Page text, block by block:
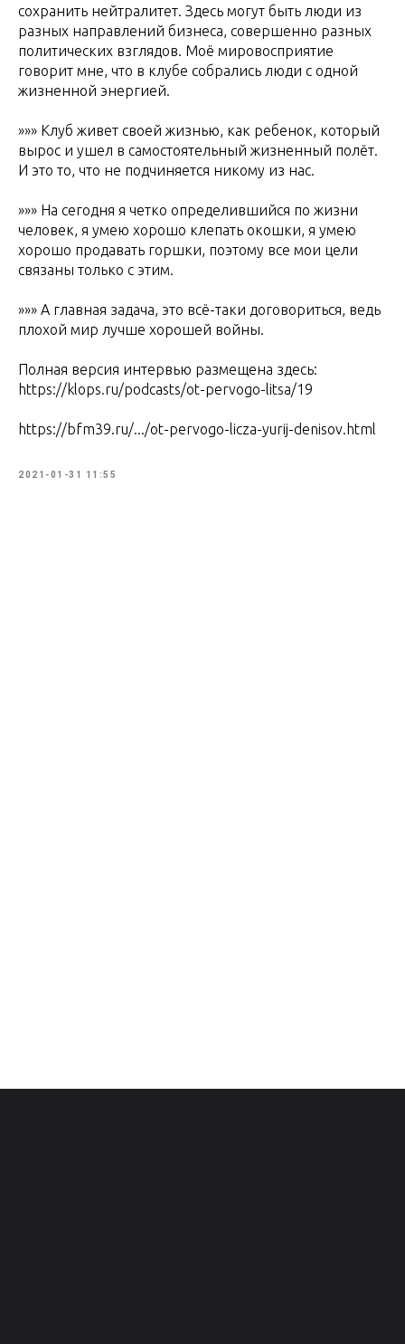
сохранить нейтралитет. Здесь могут быть люди из
разных направлений бизнеса, совершенно разных
политических взглядов. Моё мировосприятие
говорит мне, что в клубе собрались люди с одной
жизненной энергией.
»»» Клуб живет своей жизнью, как ребенок, который
вырос и ушел в самостоятельный жизненный полёт.
И это то, что не подчиняется никому из нас.
»»» На сегодня я четко определившийся по жизни
человек, я умею хорошо клепать окошки, я умею
хорошо продавать горшки, поэтому все мои цели
связаны только с этим.
»»» А главная задача, это всё-таки договориться, ведь
плохой мир лучше хорошей войны.
Полная версия интервью размещена здесь:
https://klops.ru/podcasts/ot-pervogo-litsa/19
https://bfm39.ru/.../ot-pervogo-licza-yurij-denisov.html
2021-01-31 11:55